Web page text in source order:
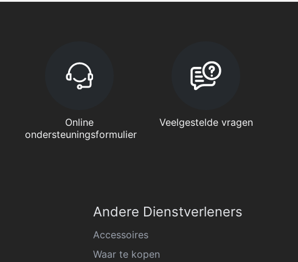
Online
ondersteuningsformulier
Veelgestelde vragen
Andere Dienstverleners
Accessoires
Waar te kopen